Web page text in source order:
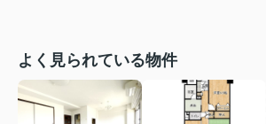
よく見られている物件